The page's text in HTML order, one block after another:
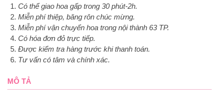
Có thể giao hoa gấp trong 30 phút-2h.
Miễn phí thiệp, băng rôn chúc mừng.
Miễn phí vận chuyển hoa trong nội thành 63 TP.
Có hóa đơn đỏ trực tiếp.
Được kiểm tra hàng trước khi thanh toán.
Tư vấn có tâm và chính xác.
MÔ TẢ